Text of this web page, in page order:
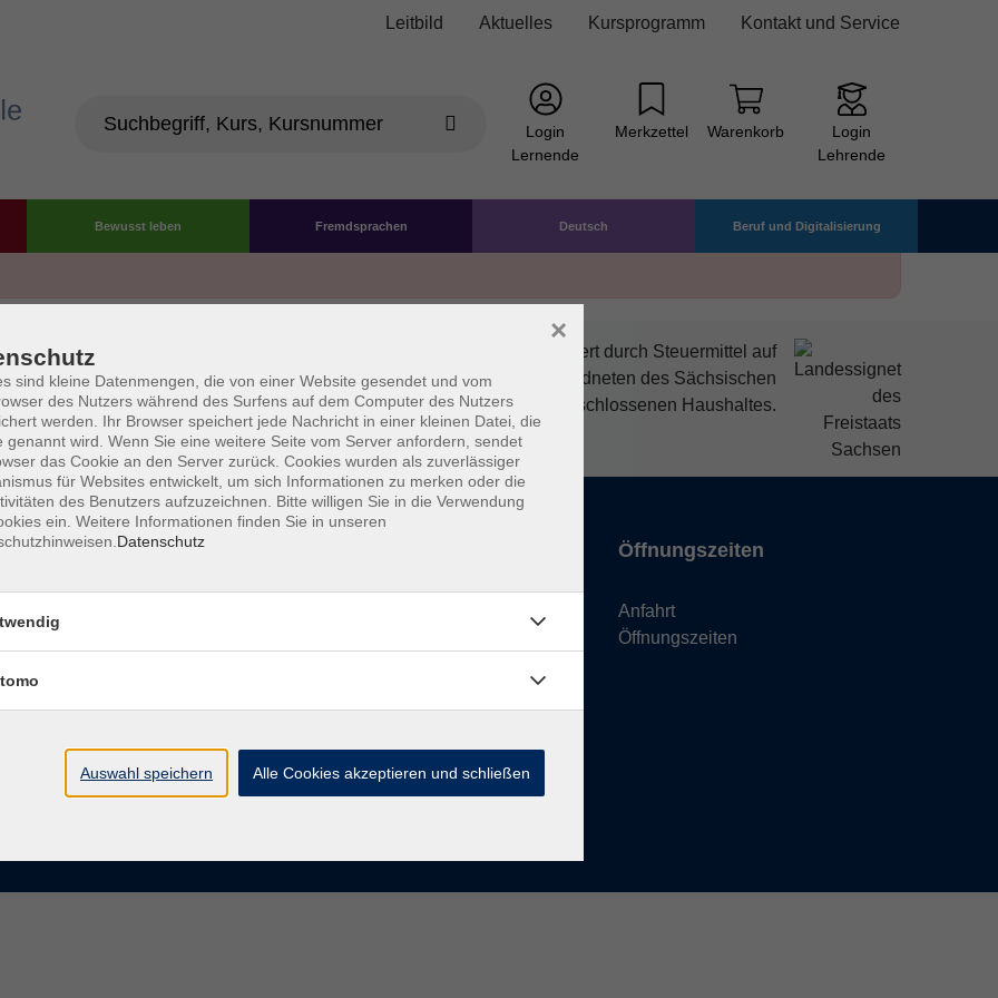
Leitbild Aktuelles Kursprogramm Kontakt und Service
Login
Lernende
Merkzettel Warenkorb
Login
Lehrende
Bewusst leben Fremdsprachen Deutsch Beruf und Digitalisierung
Die Volkshochschule wird mitfinanziert durch Steuermittel auf
der Grundlage des von den Abgeordneten des Sächsischen
Landtags beschlossenen Haushaltes.
AGB Datenschutzerklärung Impressum Widerruf
Kontaktformular
Öffnungszeiten
Anfahrt
Öffnungszeiten
sind kleine Datenmengen, die von einer Website gesendet und vom
des Nutzers während des Surfens auf dem Computer des Nutzers
werden. Ihr Browser speichert jede Nachricht in einer kleinen Datei, die
genannt wird. Wenn Sie eine weitere Seite vom Server anfordern, sendet
das Cookie an den Server zurück. Cookies wurden als zuverlässiger
für Websites entwickelt, um sich Informationen zu merken oder die
des Benutzers aufzuzeichnen. Bitte willigen Sie in die Verwendung
ein. Weitere Informationen finden Sie in unseren
Datenschutz
×
Auswahl speichern Alle Cookies akzeptieren und schließen